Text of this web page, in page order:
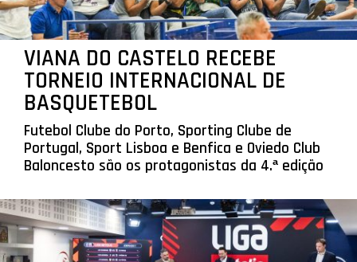
VIANA DO CASTELO RECEBE
TORNEIO INTERNACIONAL DE
BASQUETEBOL
Futebol Clube do Porto, Sporting Clube de
Portugal, Sport Lisboa e Benfica e Oviedo Club
Baloncesto são os protagonistas da 4.ª edição